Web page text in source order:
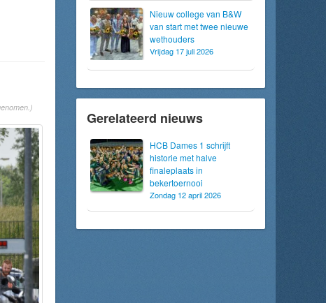
Nieuw college van B&W
van start met twee nieuwe
wethouders
Vrijdag 17 juli 2026
Gerelateerd nieuws
HCB Dames 1 schrijft
historie met halve
finaleplaats in
bekertoernooi
Zondag 12 april 2026